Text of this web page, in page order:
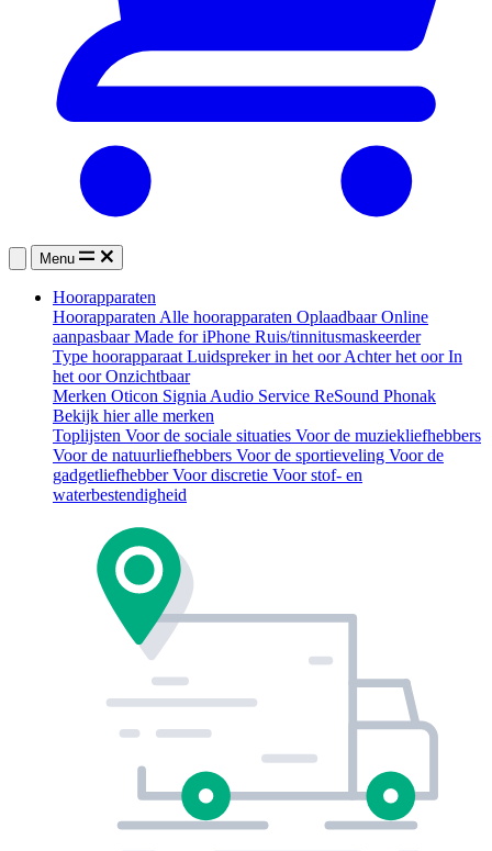
Menu
Hoorapparaten
Hoorapparaten Alle hoorapparaten OplaadbaarOnline
aanpasbaarMade for iPhone Ruis/tinnitusmaskeerder
Type hoorapparaat Luidspreker in het oorAchter het oorIn
het oorOnzichtbaar
Merken Oticon Signia Audio Service ReSound Phonak
Bekijk hier alle merken
Toplijsten Voor de sociale situaties Voor de muziekliefhebbers
Voor de natuurliefhebbers Voor de sportieveling Voor de
gadgetliefhebberVoor discretie Voor stof- en
waterbestendigheid